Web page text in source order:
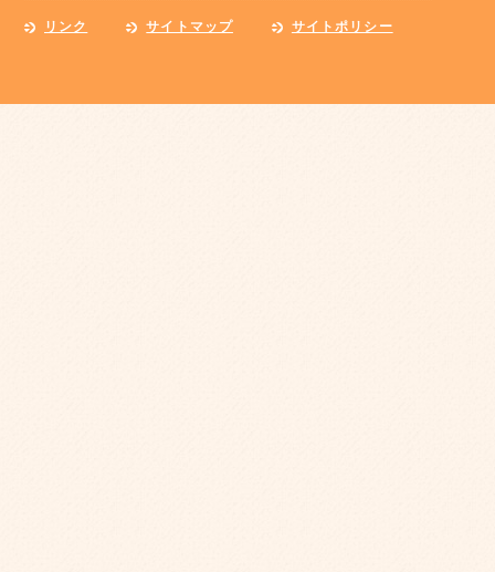
リンク サイトマップ サイトポリシー